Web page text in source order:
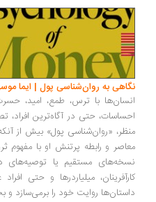
به روان‌شناسی پول | ایما موسی‌زاده
با ترس، طمع، امید، حسرت و
حتی در آگاه‌ترین افراد،
«روان‌شناسی پول» بیش از آنکه
و رابطه پرتنش او با مفهوم ثروت و
مستقیم یا توصیه‌های دستوری،
میلیاردرها و حتی افراد
روایت خود را برمی‌سازد و بحث